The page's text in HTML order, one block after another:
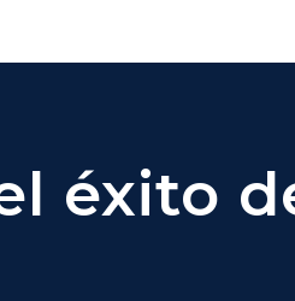
éxito